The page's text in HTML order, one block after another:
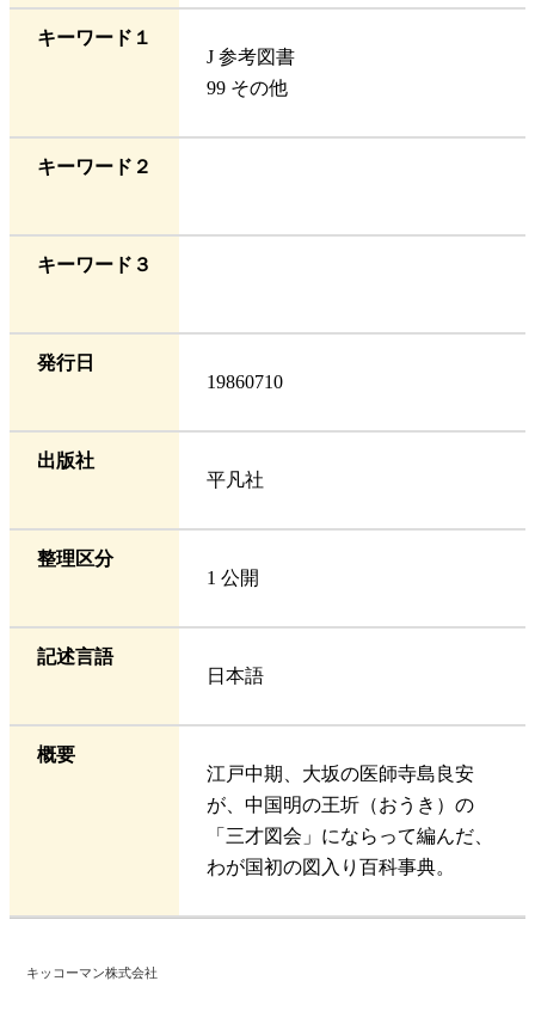
キーワード１
J 参考図書
99 その他
キーワード２
キーワード３
発行日
19860710
出版社
平凡社
整理区分
1 公開
記述言語
日本語
概要
江戸中期、大坂の医師寺島良安
が、中国明の王圻（おうき）の
「三才図会」にならって編んだ、
わが国初の図入り百科事典。
キッコーマン株式会社